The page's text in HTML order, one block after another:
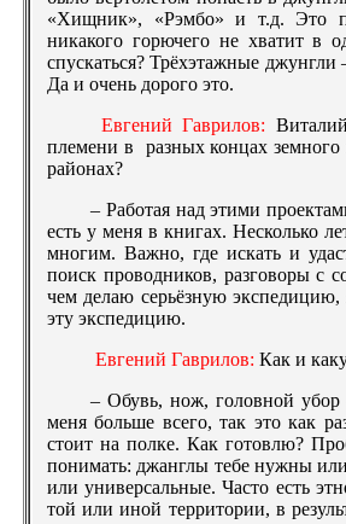
«Хищник», «Рэмбо» и т.д. Это
никакого горючего не хватит в
спускаться? Трёхэтажные
Да и очень дорого это.
Евгений Гаврилов:
племени в разных концах
районах?
– Работая над этими
есть у меня в книгах. Несколько
многим. Важно, где искать и
поиск проводников, разговоры с
чем делаю серьёзную экспедицию,
эту экспедицию.
Евгений Гаврилов: Как и
– Обувь, нож, головной
меня больше всего, так это как
стоит на полке. Как готовлю?
понимать: джанглы тебе нужны
или универсальные. Часто есть
той или иной территории, в